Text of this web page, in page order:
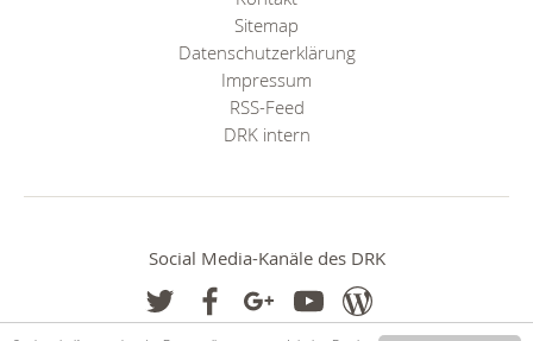
Sitemap
Datenschutzerklärung
Impressum
RSS-Feed
DRK intern
Social Media-Kanäle des DRK